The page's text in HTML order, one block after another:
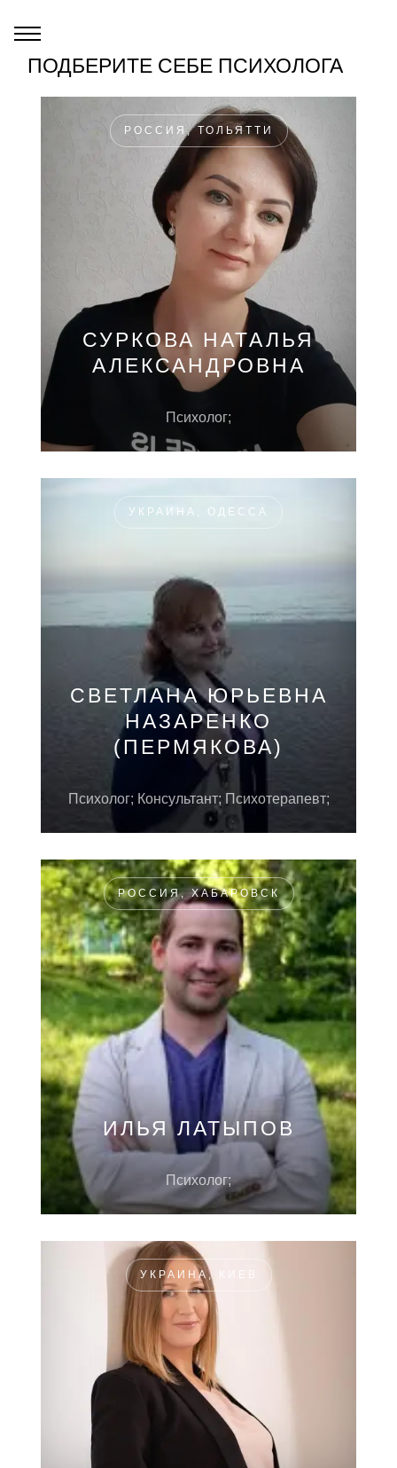
ПОДБЕРИТЕ СЕБЕ ПСИХОЛОГА
РОССИЯ, ТОЛЬЯТТИ
СУРКОВА НАТАЛЬЯ
АЛЕКСАНДРОВНА
Психолог;
УКРАИНА, ОДЕССА
СВЕТЛАНА ЮРЬЕВНА
НАЗАРЕНКО
(ПЕРМЯКОВА)
Психолог; Консультант; Психотерапевт;
РОССИЯ, ХАБАРОВСК
ИЛЬЯ ЛАТЫПОВ
Психолог;
УКРАИНА, КИЕВ